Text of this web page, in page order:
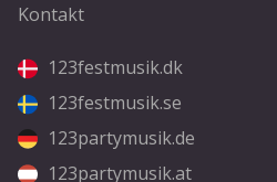
Kontakt
123festmusik.dk
123festmusik.se
123partymusik.de
123partymusik.at